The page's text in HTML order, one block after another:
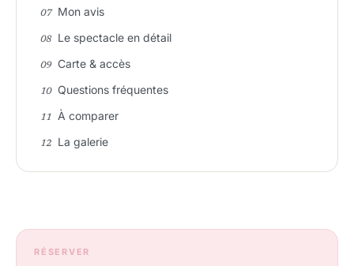
Mon avis
Le spectacle en détail
Carte & accès
Questions fréquentes
À comparer
La galerie
RÉSERVER